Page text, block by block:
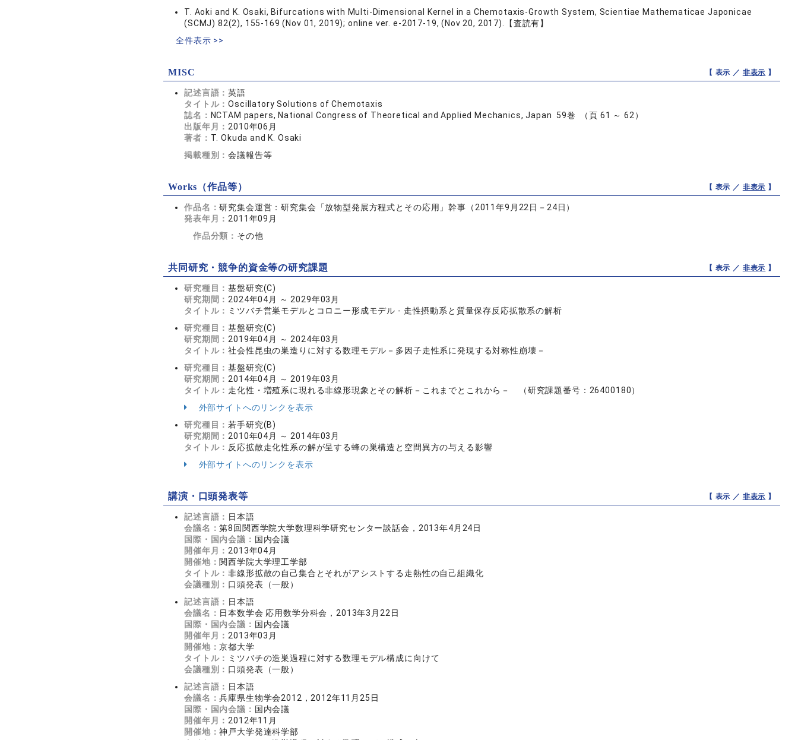
T. Aoki and K. Osaki, Bifurcations with Multi-Dimensional Kernel in a Chemotaxis-Growth System, Scientiae Mathematicae Japonicae
(SCMJ) 82(2), 155-169 (Nov 01, 2019); online ver. e-2017-19, (Nov 20, 2017).【査読有】
全件表示 >>
MISC 【 表示 ／ 非表示 】
記述言語：英語
タイトル：Oscillatory Solutions of Chemotaxis
誌名： NCTAM papers, National Congress of Theoretical and Applied Mechanics, Japan 59巻 （頁 61 ～ 62）
出版年月： 2010年06月
著者： T. Okuda and K. Osaki
掲載種別：会議報告等
Works（作品等） 【 表示 ／ 非表示 】
作品名：研究集会運営：研究集会「放物型発展方程式とその応用」幹事（2011年9月22日－24日）
発表年月： 2011年09月
作品分類： その他
共同研究・競争的資金等の研究課題 【 表示 ／ 非表示 】
研究種目：基盤研究(C)
研究期間： 2024年04月 ～ 2029年03月
タイトル： ミツバチ営巣モデルとコロニー形成モデル - 走性摂動系と質量保存反応拡散系の解析
研究種目：基盤研究(C)
研究期間： 2019年04月 ～ 2024年03月
タイトル：社会性昆虫の巣造りに対する数理モデル－多因子走性系に発現する対称性崩壊－
研究種目：基盤研究(C)
研究期間： 2014年04月 ～ 2019年03月
タイトル： 走化性・増殖系に現れる非線形現象とその解析－これまでとこれから－ （研究課題番号：26400180）
外部サイトへのリンクを表示
研究種目：若手研究(B)
研究期間： 2010年04月 ～ 2014年03月
タイトル： 反応拡散走化性系の解が呈する蜂の巣構造と空間異方の与える影響
外部サイトへのリンクを表示
講演・口頭発表等 【 表示 ／ 非表示 】
記述言語： 日本語
会議名：第8回関西学院大学数理科学研究センター談話会，2013年4月24日
国際・国内会議： 国内会議
開催年月： 2013年04月
開催地： 関西学院大学理工学部
タイトル：非線形拡散の自己集合とそれがアシストする走熱性の自己組織化
会議種別： 口頭発表（一般）
記述言語： 日本語
会議名： 日本数学会 応用数学分科会，2013年3月22日
国際・国内会議： 国内会議
開催年月： 2013年03月
開催地：京都大学
タイトル： ミツバチの造巣過程に対する数理モデル構成に向けて
会議種別： 口頭発表（一般）
記述言語： 日本語
会議名：兵庫県生物学会2012，2012年11月25日
国際・国内会議： 国内会議
開催年月： 2012年11月
開催地：神戸大学発達科学部